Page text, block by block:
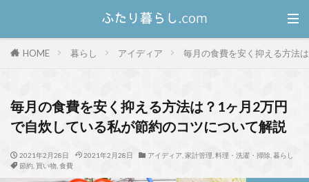
HOME 暮らし アイディア 毎月の食費を安く抑える方法
毎月の食費を安く抑える方法は？1ヶ月2万円
で自炊している私が節約のコツについて解説
2021年2月28日 2021年2月28日 アイディア 家計管理 料理・洗濯・掃除 暮らし
節約, 買い物, 食費